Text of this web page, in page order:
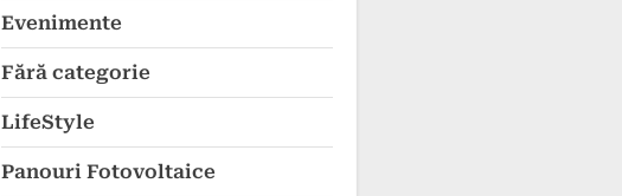
Evenimente
Fără categorie
LifeStyle
Panouri Fotovoltaice